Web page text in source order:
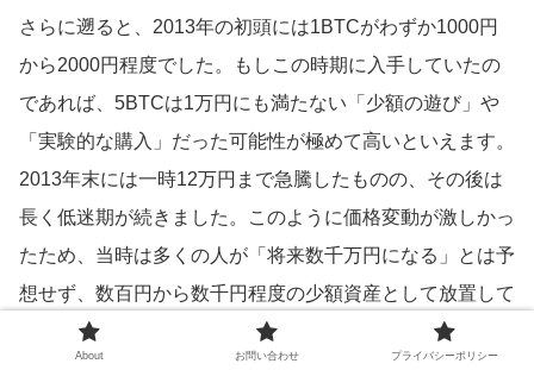
さらに遡ると、2013年の初頭には1BTCがわずか1000円
から2000円程度でした。もしこの時期に入手していたの
であれば、5BTCは1万円にも満たない「少額の遊び」や
「実験的な購入」だった可能性が極めて高いといえます。
2013年末には一時12万円まで急騰したものの、その後は
長く低迷期が続きました。このように価格変動が激しかっ
たため、当時は多くの人が「将来数千万円になる」とは予
想せず、数百円から数千円程度の少額資産として放置して
しまったケースが多発しました。
About お問い合わせ プライバシーポリシー